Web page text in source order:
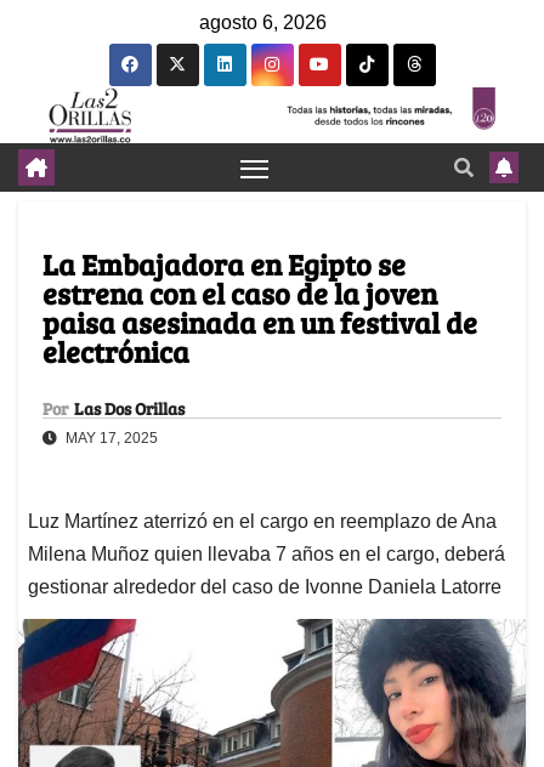
agosto 6, 2026
La Embajadora en Egipto se
estrena con el caso de la joven
paisa asesinada en un festival de
electrónica
Por Las Dos Orillas
MAY 17, 2025
Luz Martínez aterrizó en el cargo en reemplazo de Ana
Milena Muñoz quien llevaba 7 años en el cargo, deberá
gestionar alrededor del caso de Ivonne Daniela Latorre